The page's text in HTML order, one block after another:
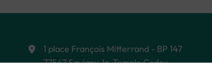
1 place François Mitterrand - BP 147
77547 Savigny-le-Temple Cedex